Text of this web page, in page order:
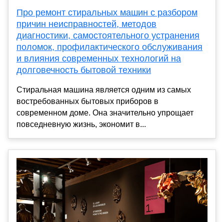
Про ремонт стиральных машин с разбором
причин неисправностей, методов
диагностики, самостоятельного устранения
поломок, профилактического обслуживания
и влияния современных технологий на
долговечность бытовой техники
Стиральная машина является одним из самых
востребованных бытовых приборов в
современном доме. Она значительно упрощает
повседневную жизнь, экономит в...